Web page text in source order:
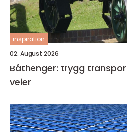
inspiration
02. August 2026
Båthenger: trygg
veier